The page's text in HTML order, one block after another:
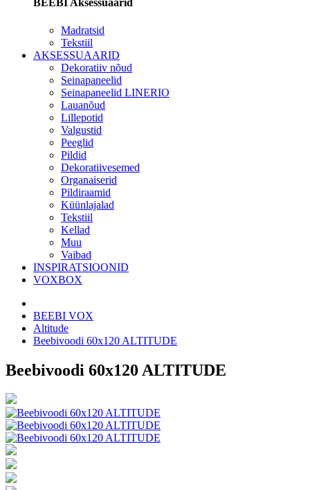
BEEBI Aksessuaarid
Madratsid
Tekstiil
AKSESSUAARID
Dekoratiiv nõud
Seinapaneelid
Seinapaneelid LINERIO
Lauanõud
Lillepotid
Valgustid
Peeglid
Pildid
Dekoratiivesemed
Organaiserid
Pildiraamid
Küünlajalad
Tekstiil
Kellad
Muu
Vaibad
INSPIRATSIOONID
VOXBOX
BEEBI VOX
Altitude
Beebivoodi 60x120 ALTITUDE
Beebivoodi 60x120 ALTITUDE